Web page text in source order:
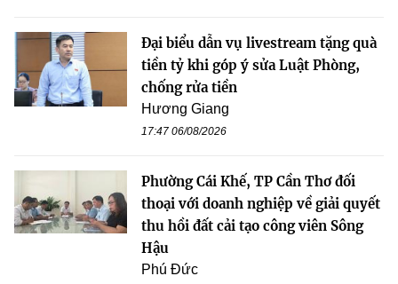
Đại biểu dẫn vụ livestream tặng quà
tiền tỷ khi góp ý sửa Luật Phòng,
chống rửa tiền
Hương Giang
17:47 06/08/2026
Phường Cái Khế, TP Cần Thơ đối
thoại với doanh nghiệp về giải quyết
thu hồi đất cải tạo công viên Sông
Hậu
Phú Đức